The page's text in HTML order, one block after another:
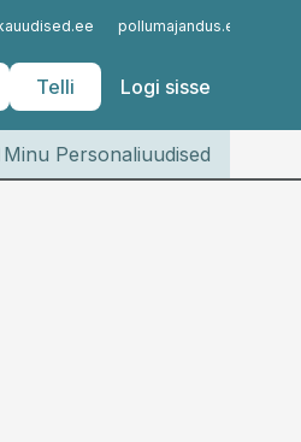
pollumajandus.ee
Telli Logi sisse
Iseteenindus
Personaliuudised
Minu Personaliuudised